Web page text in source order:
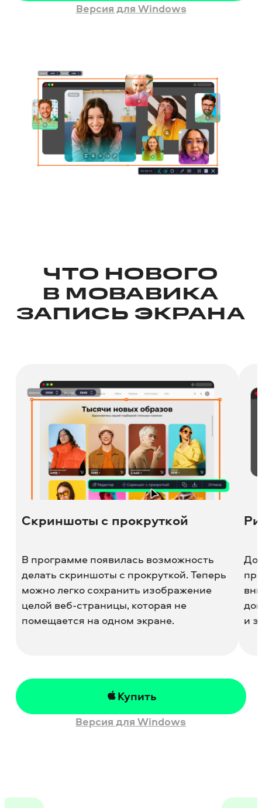
Версия для Windows
ЧТО НОВОГО
В
МОВАВИКА
ЗАПИСЬ ЭКРАНА
Скриншоты с прокруткой
В программе появилась возможность
делать скриншоты с прокруткой. Теперь
можно легко сохранить изображение
целой веб-страницы, которая не
помещается на одном экране.
и
Купить
Версия для Windows